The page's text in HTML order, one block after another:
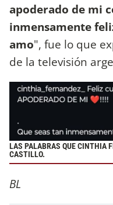
apoderado de mi
inmensamente
amo", fue lo que
de la televisión
LAS PALABRAS QUE CINTHIA
CASTILLO.
BL